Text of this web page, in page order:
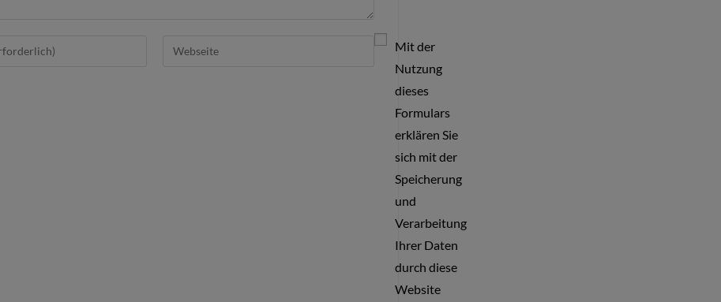
Mit der
Nutzung
dieses
Formulars
erklären Sie
sich mit der
Speicherung
und
Verarbeitung
Ihrer Daten
durch diese
Website